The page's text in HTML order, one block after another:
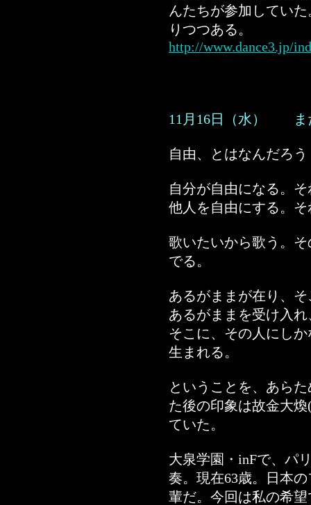
んたちが参加してい
りつつある。
http://www.dance3.jp/
11月16日（水） ま
自由、とはなんだろう
自分が自由になる。
他人を自由にする。
歌いたいから歌う。
でる。
あるがままが在り、
あるがままを受け入
そこに、その人にし
生まれる。
ということを、あら
た後の印象は故金大
ていた。
大泉学園・inFで、パ
奏。現在63歳。日本
輩だ。今回は私の希